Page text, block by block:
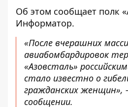
Об этом сообщает полк
Информатор.
«После вчерашних
авиабомбардировок
«Азовсталь»
стало известно о
гражданских женщин»,
сообщении.